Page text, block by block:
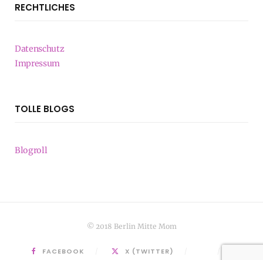
RECHTLICHES
Datenschutz
Impressum
TOLLE BLOGS
Blogroll
© 2018 Berlin Mitte Mom
FACEBOOK
X (TWITTER)